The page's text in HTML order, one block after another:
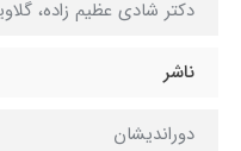
دکتر شادی عظیم زاده،
ناشر
دوراندیشان